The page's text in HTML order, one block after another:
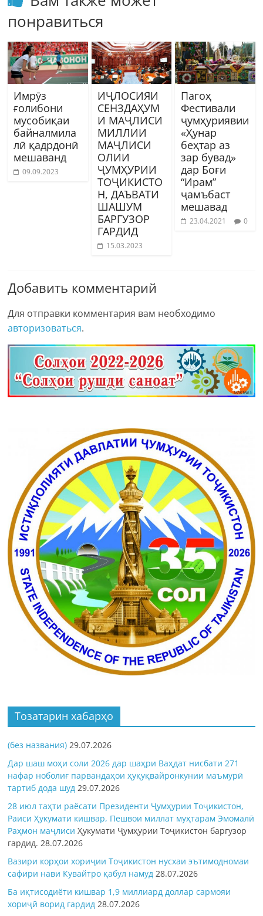
понравиться
Имрӯз
ғолибони
мусобиқаи
байналмила
лӣ қадрдонӣ
мешаванд
09.09.2023
ИҶЛОСИЯИ
СЕНЗДАҲУМ
И МАҶЛИСИ
МИЛЛИИ
МАҶЛИСИ
ОЛИИ
ҶУМҲУРИИ
ТОҶИКИСТО
Н, ДАЪВАТИ
ШАШУМ
БАРГУЗОР
ГАРДИД
15.03.2023
Пагоҳ
Фестивали
ҷумҳуриявии
«Ҳунар
беҳтар аз
зар бувад»
дар Боғи
“Ирам”
ҷамъбаст
мешавад
23.04.2021 0
Добавить комментарий
Для отправки комментария вам необходимо
авторизоваться.
Тозатарин хабарҳо
(без названия) 29.07.2026
Дар шаш моҳи соли 2026 дар шаҳри Ваҳдат нисбати 271
нафар ноболиғ парвандаҳои ҳуқуқвайронкунии маъмурӣ
тартиб дода шуд 29.07.2026
28 июл таҳти раёсати Президенти Ҷумҳурии Тоҷикистон,
Раиси Ҳукумати кишвар, Пешвои миллат муҳтарам Эмомалӣ
Раҳмон маҷлисиҲукумати Ҷумҳурии Тоҷикистон баргузор
гардид.28.07.2026
Вазири корҳои хориҷии Тоҷикистон нусхаи эътимодномаи
сафири нави Кувайтро қабул намуд 28.07.2026
Ба иқтисодиёти кишвар 1,9 миллиард доллар сармояи
хориҷӣ ворид гардид 28.07.2026